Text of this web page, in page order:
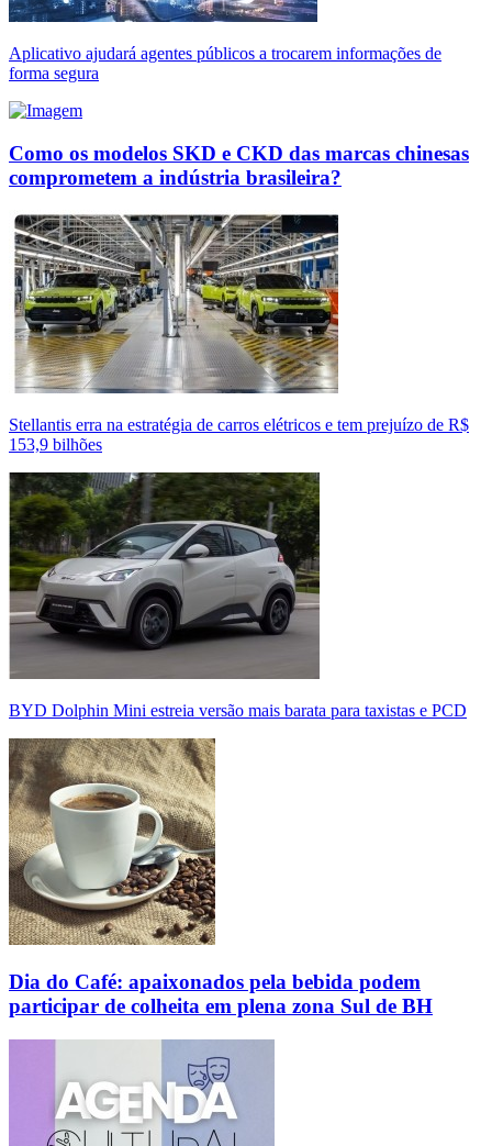
Aplicativo ajudará agentes públicos a trocarem informações de
forma segura
Como os modelos SKD e CKD das marcas chinesas
comprometem a indústria brasileira?
Stellantis erra na estratégia de carros elétricos e tem prejuízo de R$
153,9 bilhões
BYD Dolphin Mini estreia versão mais barata para taxistas e PCD
Dia do Café: apaixonados pela bebida podem
participar de colheita em plena zona Sul de BH